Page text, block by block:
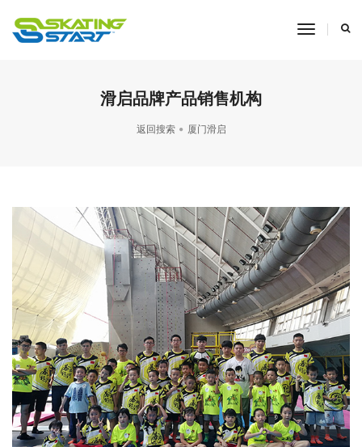
toggle
滑启品牌产品销售机构
返回搜索 厦门滑启